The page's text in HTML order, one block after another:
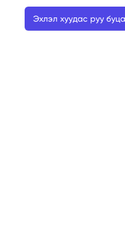
Эхлэл хуудас руу